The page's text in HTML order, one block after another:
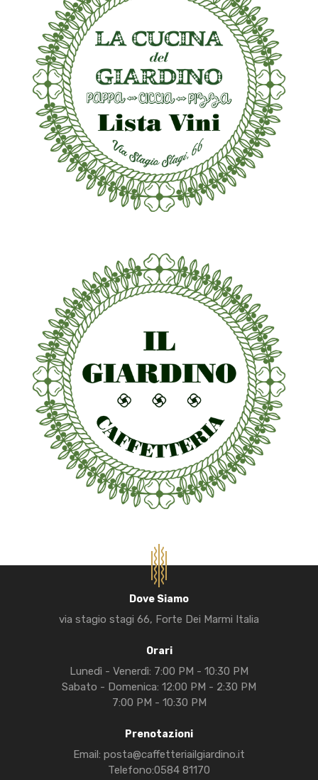
Dove Siamo
via stagio stagi 66, Forte Dei Marmi Italia
Orari
Lunedì - Venerdì: 7:00 PM - 10:30 PM
Sabato - Domenica: 12:00 PM - 2:30 PM
7:00 PM - 10:30 PM
Prenotazioni
Email: posta@caffetteriailgiardino.it
Telefono:0584 81170